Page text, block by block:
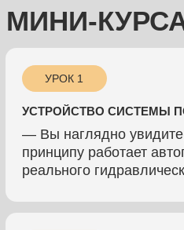
ОТЗЫВЫ НАШИХ